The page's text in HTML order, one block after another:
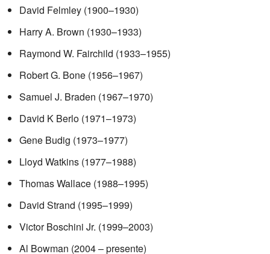
David Felmley (1900–1930)
Harry A. Brown (1930–1933)
Raymond W. Fairchild (1933–1955)
Robert G. Bone (1956–1967)
Samuel J. Braden (1967–1970)
David K Berlo (1971–1973)
Gene Budig (1973–1977)
Lloyd Watkins (1977–1988)
Thomas Wallace (1988–1995)
David Strand (1995–1999)
Victor Boschini Jr. (1999–2003)
Al Bowman (2004 – presente)